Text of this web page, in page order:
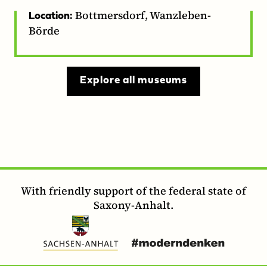
Location: Bottmersdorf, Wanzleben-
Börde
Explore all museums
With friendly support of the federal state of
Saxony-Anhalt.